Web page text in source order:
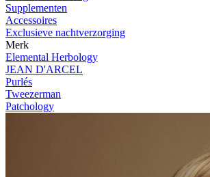
Supplementen
Accessoires
Exclusieve nachtverzorging
Merk
Elemental Herbology
JEAN D'ARCEL
Purlés
Tweezerman
Patchology